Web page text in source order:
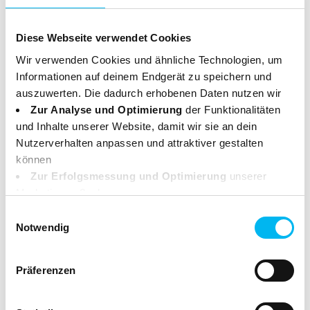
Diese Webseite verwendet Cookies
Wir verwenden Cookies und ähnliche Technologien, um
Informationen auf deinem Endgerät zu speichern und
auszuwerten. Die dadurch erhobenen Daten nutzen wir
Zur Analyse und Optimierung der Funktionalitäten
und Inhalte unserer Website, damit wir sie an dein
Nutzerverhalten anpassen und attraktiver gestalten
können
Zur Erfolgsmessung und Optimierung unserer
Marketingmaßnahmen.
werden. Einige dieser Anbieter haben ihren Sitz
außerhalb des Europäischen Wirtschaftsraums (z. B. in
den USA). In diesen Fällen sorgen wir durch geeignete
Garantien für einen angemessenen Schutz deiner Daten.
Notwendig
Präferenzen
Das Produkt ist zertifiziert nach den Richtlinien von
NCP und ist bei der Vegan Society sowie PETA
registriert. Weitere Informationen zu den
Zertifizierungen findest Du hier:
Sauberer Inhalt
20% der Inhaltsstoffe sind aus Bio-Anbau Vollständig
biologisch abbaubar. Frei von synthetischen Farb-,
Konservierungs- und Duftstoffen. Ohne Erdölchemie